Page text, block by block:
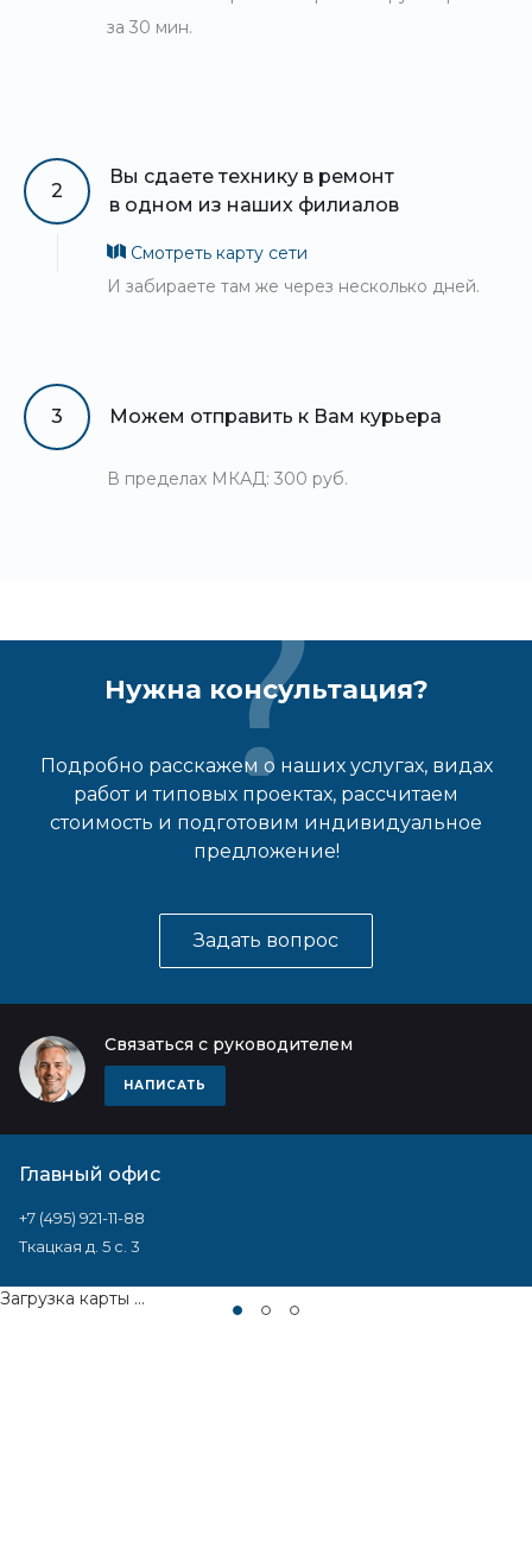
за 30 мин.
2
Вы сдаете технику в ремонт
в одном из наших филиалов
Смотреть карту сети
И забираете там же через несколько дней.
3 Можем отправить к Вам курьера
В пределах МКАД: 300 руб.
Нужна консультация?
Подробно расскажем о наших услугах, видах
работ и типовых проектах, рассчитаем
стоимость и подготовим индивидуальное
предложение!
Задать вопрос
Связаться с руководителем
НАПИСАТЬ
Главный офис
+7 (495) 921-11-88
Ткацкая д. 5 с. 3
Загрузка карты ...